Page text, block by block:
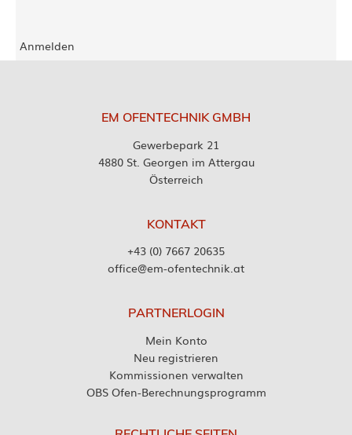
Anmelden
EM OFENTECHNIK GMBH
Gewerbepark 21
4880 St. Georgen im Attergau
Österreich
KONTAKT
+43 (0) 7667 20635
office@em-ofentechnik.at
PARTNERLOGIN
Mein Konto
Neu registrieren
Kommissionen verwalten
OBS Ofen-Berechnungsprogramm